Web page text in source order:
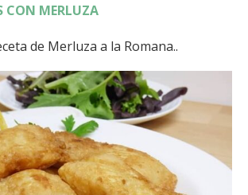
CON MERLUZA
de Merluza a la Romana..